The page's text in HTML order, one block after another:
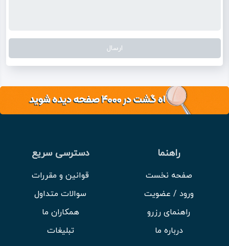
راهنما
صفحه نخست
ورود / عضویت
راهنمای رزرو
درباره ما
دسترسی سریع
قوانین و مقررات
سوالات متداول
همکاران ما
تبلیغات